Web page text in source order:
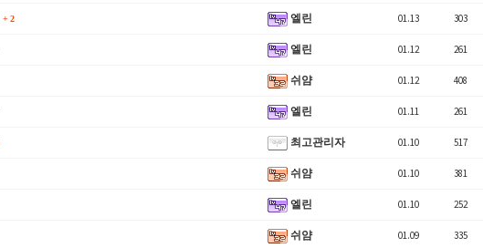
+ 2 엘린 01.13 303
엘린 01.12 261
쉬얌 01.12 408
엘린 01.11 261
최고관리자 01.10 517
쉬얌 01.10 381
엘린 01.10 252
쉬얌 01.09 335